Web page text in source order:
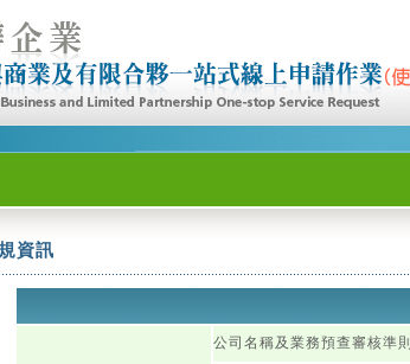
資訊
公司名稱及業務預查審核準則